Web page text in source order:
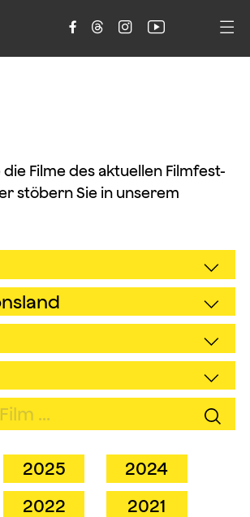
    
Filme des aktuellen Filmfest-
stöbern Sie in unserem
2025
2024
2022
2021